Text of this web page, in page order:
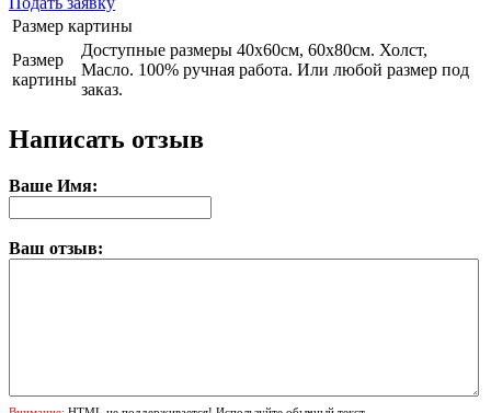
Размер картины
Размер
картины
Доступные размеры 40х60см, 60х80см. Холст,
Масло. 100% ручная работа. Или любой размер под
заказ.
Написать отзыв
Ваше Имя:
Ваш отзыв: